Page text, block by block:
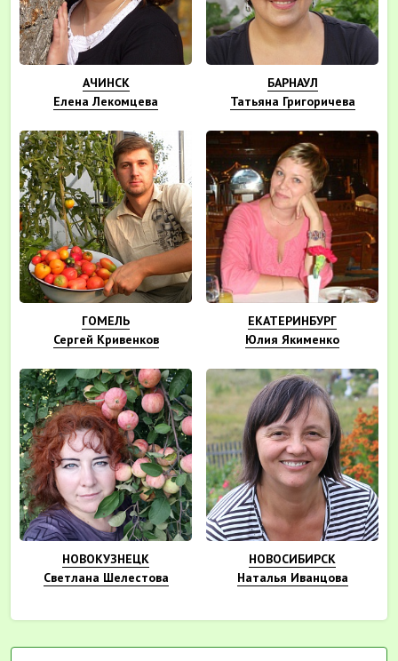
АЧИНСК
Елена Лекомцева
БАРНАУЛ
Татьяна Григоричева
ГОМЕЛЬ
Сергей Кривенков
ЕКАТЕРИНБУРГ
Юлия Якименко
НОВОКУЗНЕЦК
Светлана Шелестова
НОВОСИБИРСК
Наталья Иванцова